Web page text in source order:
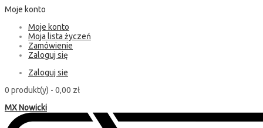
Moje konto
Moje konto
Moja lista życzeń
Zamówienie
Zaloguj się
Zaloguj sie
0 produkt(y) - 0,00 zł
MX Nowicki